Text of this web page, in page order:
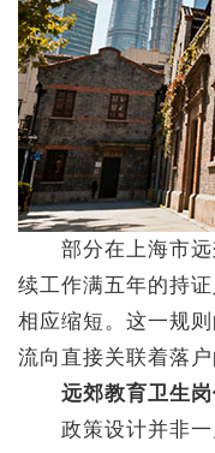
部分在上海市远
续工作满五年的持
相应缩短。这一规
流向直接关联着落户
远郊教育卫生
政策设计并非一